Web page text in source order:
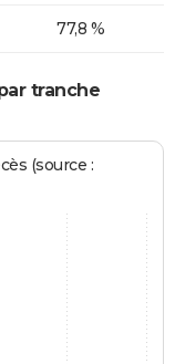
77,8 %
tranche
(source :